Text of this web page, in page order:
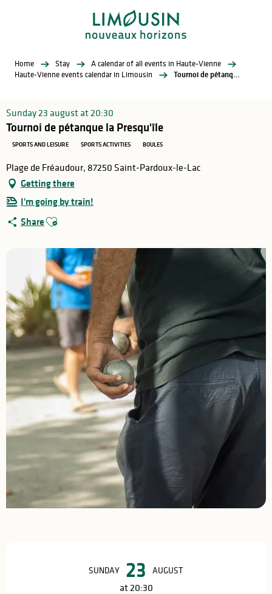
Home Stay
A calendar of all events in Haute-Vienne
Haute-Vienne events calendar in Limousin
Tournoi de pétanque la Presqu'île
Sunday 23 august at 20:30
Tournoi de pétanque la Presqu'île
SPORTS AND LEISURE SPORTS ACTIVITIES BOULES
Plage de Fréaudour, 87250 Saint-Pardoux-le-Lac
Getting there
I'm going by train!
Share Ajouter aux favoris
SUNDAY 23 AUGUST
at 20:30